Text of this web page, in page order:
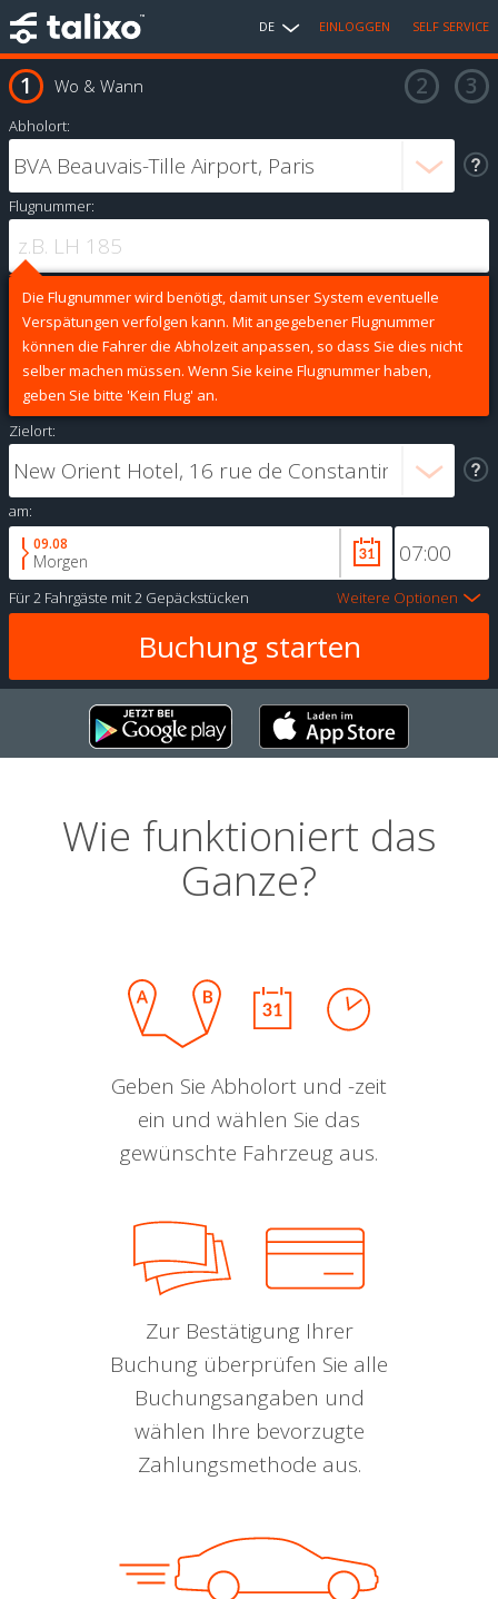
DE EINLOGGEN SELF SERVICE
Wo & Wann
Abholort:
Flugnummer:
Die Flugnummer wird benötigt, damit unser System eventuelle
Verspätungen verfolgen kann. Mit angegebener Flugnummer
können die Fahrer die Abholzeit anpassen, so dass Sie dies nicht
selber machen müssen. Wenn Sie keine Flugnummer haben,
geben Sie bitte 'Kein Flug' an.
Zielort:
am:
09.08
Morgen
Für2 Fahrgäste mit2 Gepäckstücken Weitere Optionen
Wie funktioniert das
Ganze?
Geben Sie Abholort und -zeit
ein und wählen Sie das
gewünschte Fahrzeug aus.
Zur Bestätigung Ihrer
Buchung überprüfen Sie alle
Buchungsangaben und
wählen Ihre bevorzugte
Zahlungsmethode aus.